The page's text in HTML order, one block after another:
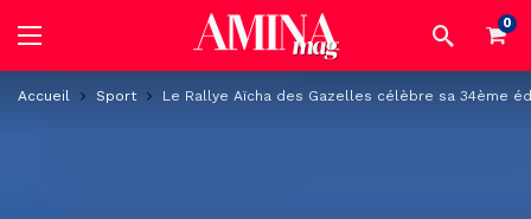
0
Accueil Sport Le Rallye Aïcha des Gazelles célèbre sa 34ème